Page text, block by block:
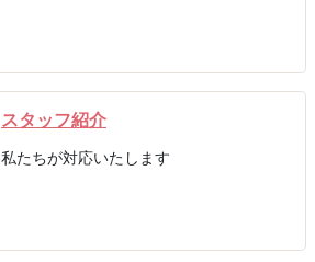
スタッフ紹介
私たちが対応いたします